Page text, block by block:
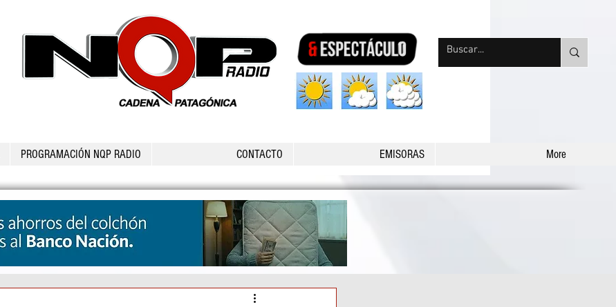
PROGRAMACIÓN NQP RADIO CONTACTO EMISORAS More